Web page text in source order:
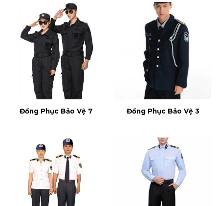
Đồng Phục Bảo Vệ 7 Đồng Phục Bảo Vệ 3